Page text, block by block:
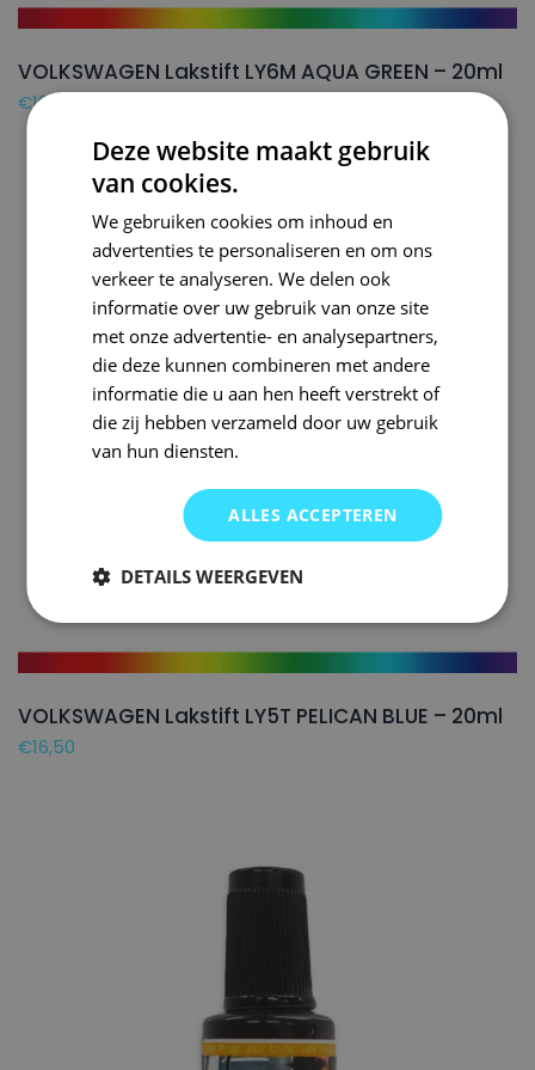
VOLKSWAGEN Lakstift LY6M AQUA GREEN – 20ml
€16,50
VOLKSWAGEN Lakstift LY5T PELICAN BLUE – 20ml
€16,50
Deze website maakt gebruik
van cookies.
We gebruiken cookies om inhoud en
advertenties te personaliseren en om ons
verkeer te analyseren. We delen ook
informatie over uw gebruik van onze site
met onze advertentie- en analysepartners,
die deze kunnen combineren met andere
informatie die u aan hen heeft verstrekt of
die zij hebben verzameld door uw gebruik
van hun diensten.
ALLES ACCEPTEREN
DETAILS WEERGEVEN